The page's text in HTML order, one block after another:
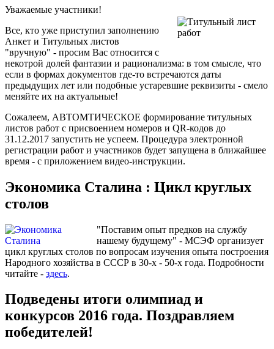
Уважаемые участники!
Все, кто уже приступил заполнению
Анкет и Титульных листов
"вручную" - просим Вас относится с
некотрой долей фантазии и рационализма: в том смысле, что
если в формах документов где-то встречаются даты
предыдущих лет или подобные устаревшие реквизиты - смело
меняйте их на актуальные!
Сожалеем, АВТОМТИЧЕСКОЕ формирование титульных
листов работ с присвоением номеров и QR-кодов до
31.12.2017 запустить не успеем. Процедура электронной
регистрации работ и участников будет запущена в ближайшее
время - с приложением видео-инструкции.
Экономика Сталина : Цикл круглых
столов
"Поставим опыт предков на службу
нашему будущему" - МСЭФ организует
цикл круглых столов по вопросам изучения опыта построения
Народного хозяйства в СССР в 30-х - 50-х года. Подробности
читайте - здесь.
Подведены итоги олимпиад и
конкурсов 2016 года. Поздравляем
победителей!